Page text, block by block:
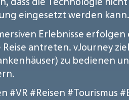
eingesetzt werden kann.
Erlebnisse
antreten. vJourney
zu bedienen
#VR #Reisen #Tourismus